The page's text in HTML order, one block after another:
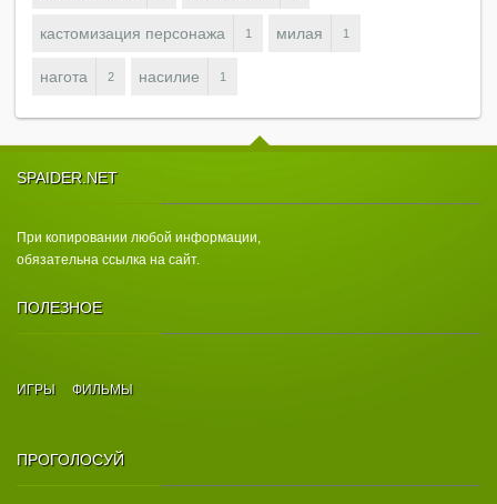
кастомизация персонажа 1 милая 1
нагота 2 насилие 1
SPAIDER.NET
При копировании любой информации,
обязательна ссылка на сайт.
ПОЛЕЗНОЕ
ИГРЫ ФИЛЬМЫ
ПРОГОЛОСУЙ